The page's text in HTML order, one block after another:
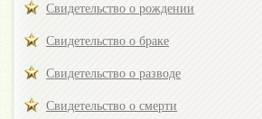
Свидетельство о рождении
Свидетельство о браке
Свидетельство о разводе
Свидетельство о смерти